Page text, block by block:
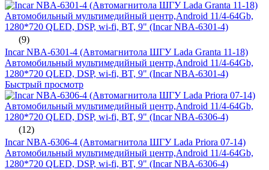
(9)
Incar NBA-6301-4 (Автомагнитола ШГУ Lada Granta 11-18)
Автомобильный мультимедийный центр,Android 11/4-64Gb,
1280*720 QLED, DSP, wi-fi, BT, 9" (Incar NBA-6301-4)
Быстрый просмотр
(12)
Incar NBA-6306-4 (Автомагнитола ШГУ Lada Priora 07-14)
Автомобильный мультимедийный центр,Android 11/4-64Gb,
1280*720 QLED, DSP, wi-fi, BT, 9" (Incar NBA-6306-4)